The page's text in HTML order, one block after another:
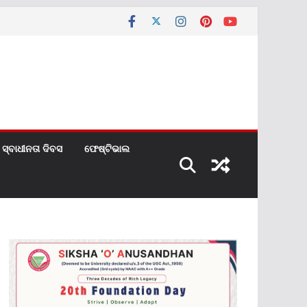
ସ୍ବାଧୀନତା ଦିବସ ଫେଷ୍ଟିଭାଲ